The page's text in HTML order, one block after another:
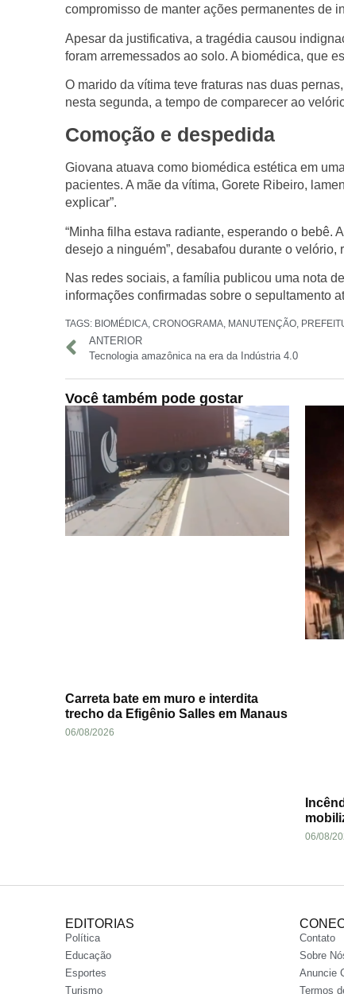
compromisso de manter ações permanentes de
Apesar da justificativa, a tragédia causou
foram arremessados ao solo. A biomédica, que
O marido da vítima teve fraturas nas duas
nesta segunda, a tempo de comparecer ao
Comoção e despedida
Giovana atuava como biomédica estética em
pacientes. A mãe da vítima, Gorete Ribeiro,
explicar”.
“Minha filha estava radiante, esperando o bebê.
desejo a ninguém”, desabafou durante o
Nas redes sociais, a família publicou uma nota
informações confirmadas sobre o sepultamento
TAGS: BIOMÉDICA CRONOGRAMA MANUTENÇÃO
ANTERIOR
Tecnologia amazônica na era da Indústria 4.0
Você também pode gostar
Carreta bate em muro e interdita
trecho da Efigênio Salles em Manaus
06/08/2026
06/08/
EDITORIAS
Política
Educação
Esportes
Turismo
Contato
Sobre
Anuncie
Termos